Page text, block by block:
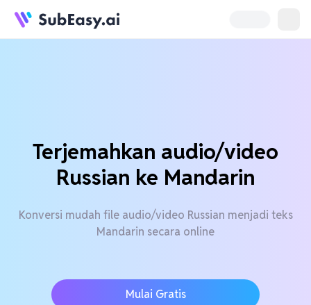
Terjemahkan audio/video
Russian ke Mandarin
Konversi mudah file audio/video Russian menjadi teks
Mandarin secara online
Mulai Gratis